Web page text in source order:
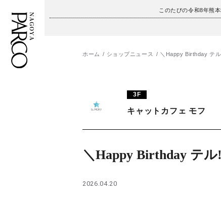
このたびの令和8年熊
施設案内・アクセス
ホーム ショップニュース ＼Happy Birthday テル
3F
キャットカフェ モフ
＼Happy Birthday テ
2026.04.20